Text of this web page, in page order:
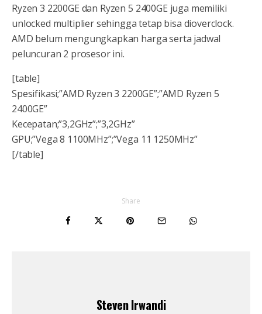
Ryzen 3 2200GE dan Ryzen 5 2400GE juga memiliki
unlocked multiplier sehingga tetap bisa dioverclock.
AMD belum mengungkapkan harga serta jadwal
peluncuran 2 prosesor ini.
[table]
Spesifikasi;”AMD Ryzen 3 2200GE”;”AMD Ryzen 5
2400GE”
Kecepatan;”3,2GHz”;”3,2GHz”
GPU;”Vega 8 1100MHz”;”Vega 11 1250MHz”
[/table]
Share
Steven Irwandi